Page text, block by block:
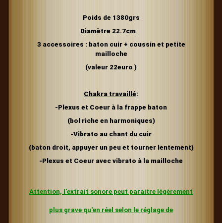
Poids de 1380grs
Diamètre 22.7cm
3 accessoires : baton cuir + coussin et petite
mailloche
(valeur 22euro )
Chakra travaillé:
-Plexus et Coeur à la frappe baton
(bol riche en harmoniques)
-Vibrato au chant du cuir
(baton droit, appuyer un peu et tourner lentement)
-Plexus et Coeur avec vibrato à la mailloche
Attention, l'extrait sonore peut paraitre légèrement
plus grave qu'en réel selon le réglage de